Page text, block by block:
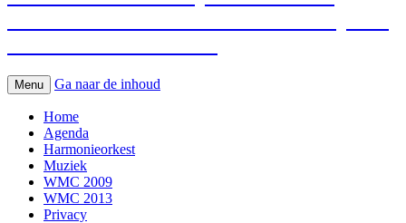
Menu Ga naar de inhoud
Home
Agenda
Harmonieorkest
Muziek
WMC 2009
WMC 2013
Privacy